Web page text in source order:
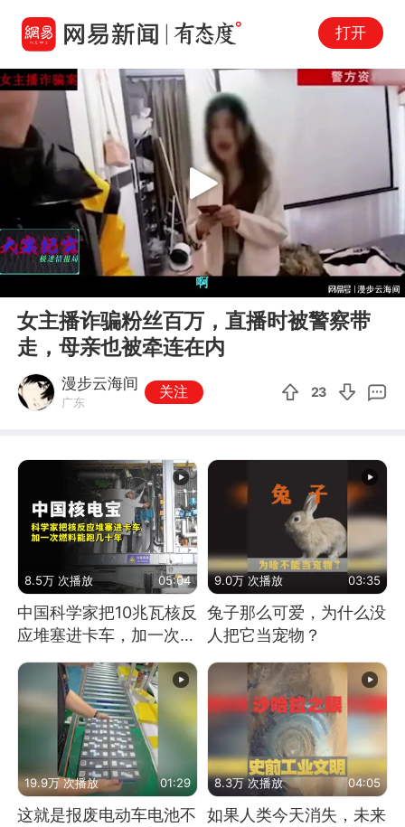
打开
07:39
Play
女主播诈骗粉丝百万，直播时被警察带
走，母亲也被牵连在内
漫步云海间
广东
关注 23
8.5万 次播放 05:04
中国科学家把10兆瓦核反
应堆塞进卡车，加一次燃
料能跑几十年
9.0万 次播放 03:35
兔子那么可爱，为什么没
人把它当宠物？
19.9万 次播放 01:29
这就是报废电动车电池不
8.3万 次播放 04:05
如果人类今天消失，未来